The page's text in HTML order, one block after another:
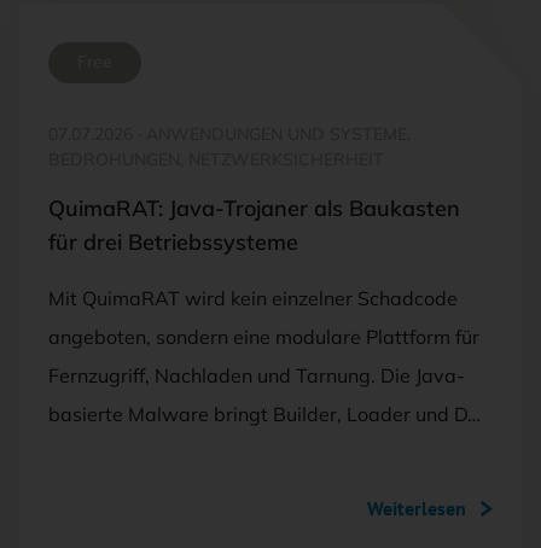
QuimaRAT: Java-Trojaner als Baukasten
für drei Betriebssysteme
Mit QuimaRAT wird kein einzelner Schadcode
angeboten, sondern eine modulare Plattform für
Fernzugriff, Nachladen und Tarnung. Die Java-
basierte Malware bringt Builder, Loader und D…
Weiterlesen